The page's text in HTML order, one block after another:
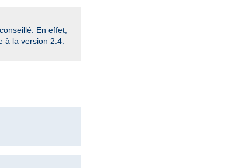
En effet,
à la version 2.4.